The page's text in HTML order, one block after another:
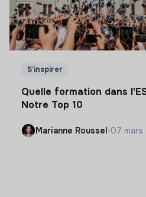
S'inspirer
Quelle formation dans
Notre Top 10
Marianne Roussel•07